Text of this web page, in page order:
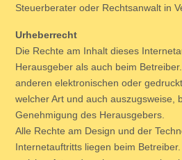
Steuerberater oder Rechtsanwalt in
Urheberrecht
Die Rechte am Inhalt dieses
Herausgeber als auch beim
anderen elektronischen oder
welcher Art und auch auszugsweise,
Genehmigung des Herausgebers.
Alle Rechte am Design und der
Internetauftritts liegen beim